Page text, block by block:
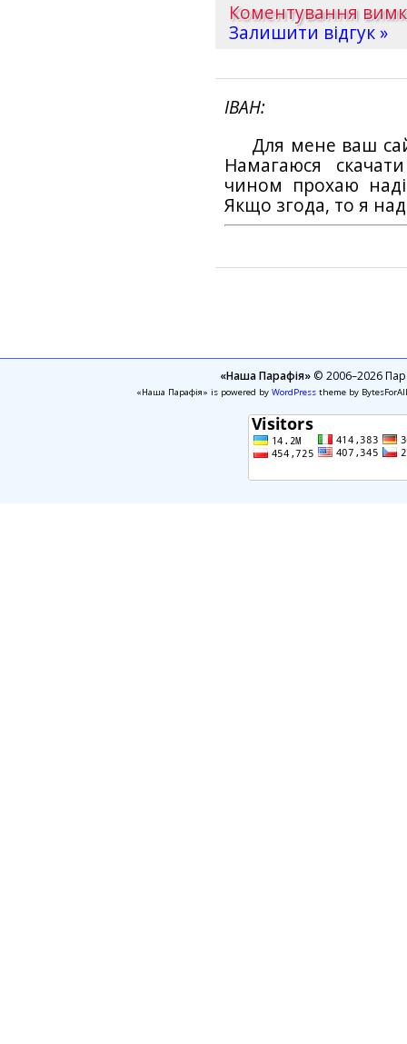
Коментування
Залишити відгук »
ІВАН
Для мене ваш
Намагаюся
чином прохаю
Якщо згода, то я
«Наша Парафія»© 2006–2026
«Наша Парафія» is powered by WordPresstheme by